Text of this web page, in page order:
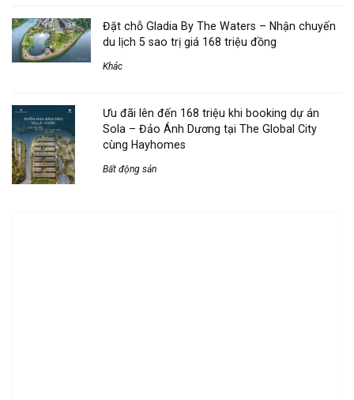
Đặt chỗ Gladia By The Waters – Nhận chuyến
du lịch 5 sao trị giá 168 triệu đồng
Khác
Ưu đãi lên đến 168 triệu khi booking dự án
Sola – Đảo Ánh Dương tại The Global City
cùng Hayhomes
Bất động sản